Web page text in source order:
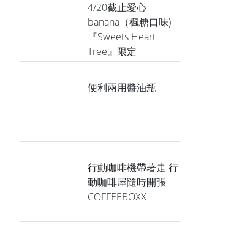
4/20截止愛心
banana（楓糖口味)
『Sweets Heart
Tree』限定
便利兩用醬油瓶
行動咖啡機帶著走 行
動咖啡屋隨時開張
COFFEEBOXX